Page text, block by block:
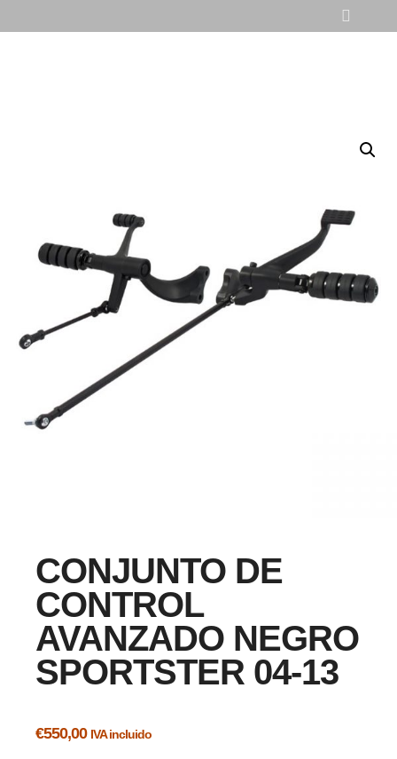
CONJUNTO DE
CONTROL
AVANZADO NEGRO
SPORTSTER 04-13
€550,00 IVA incluido